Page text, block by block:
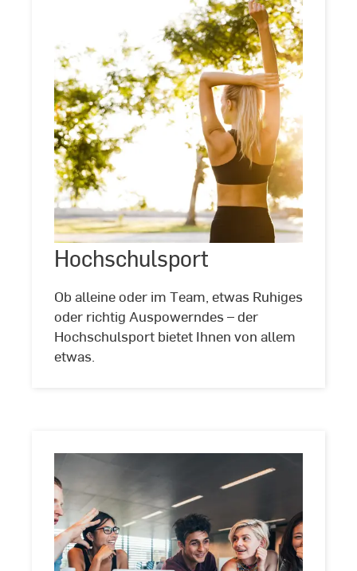
©Drobot
Dean/stock.adobe.com
Hochschulsport
Ob alleine oder im Team, etwas Ruhiges
oder richtig Auspowerndes – der
Hochschulsport bietet Ihnen von allem
etwas.
Hochschulsport